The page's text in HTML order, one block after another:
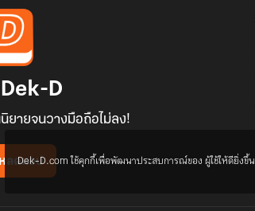
D
ยายจนวางมือถือไม่ลง!
ลดแอป
Dek-D.com ใช้คุกกี้เพื่อพัฒนาประสบการณ์ของ ผู้ใช้ให้ดียิ่งขึ้น